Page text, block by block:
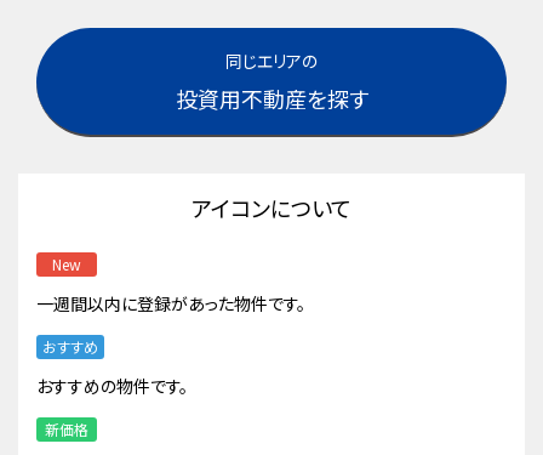
同じエリアの
投資用不動産を探す
アイコンについて
New
一週間以内に登録があった物件です。
おすすめ
おすすめの物件です。
新価格